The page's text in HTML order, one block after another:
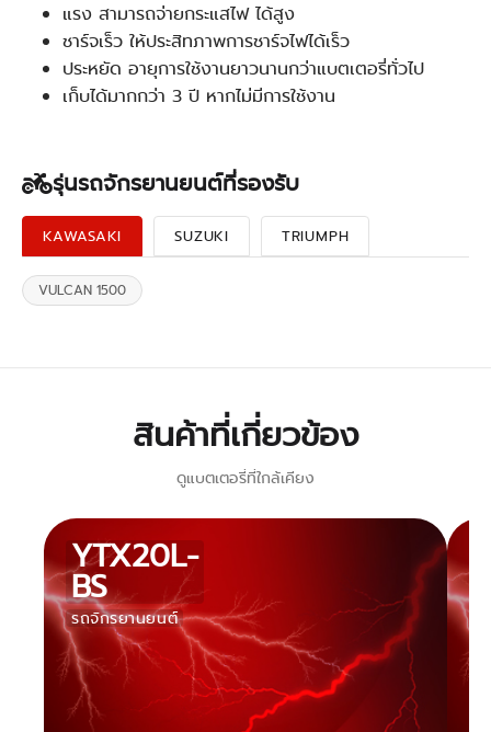
แรง สามารถจ่ายกระแสไฟ ได้สูง
ชาร์จเร็ว ให้ประสิทภาพการชาร์จไฟได้เร็ว
ประหยัด อายุการใช้งานยาวนานกว่าแบตเตอรี่ทั่วไป
เก็บได้มากกว่า 3 ปี หากไม่มีการใช้งาน
รุ่นรถจักรยานยนต์ที่รองรับ
KAWASAKI SUZUKI TRIUMPH
VULCAN 1500
สินค้าที่เกี่ยวข้อง
ดูแบตเตอรี่ที่ใกล้เคียง
YTX20L-
BS
รถจักรยานยนต์